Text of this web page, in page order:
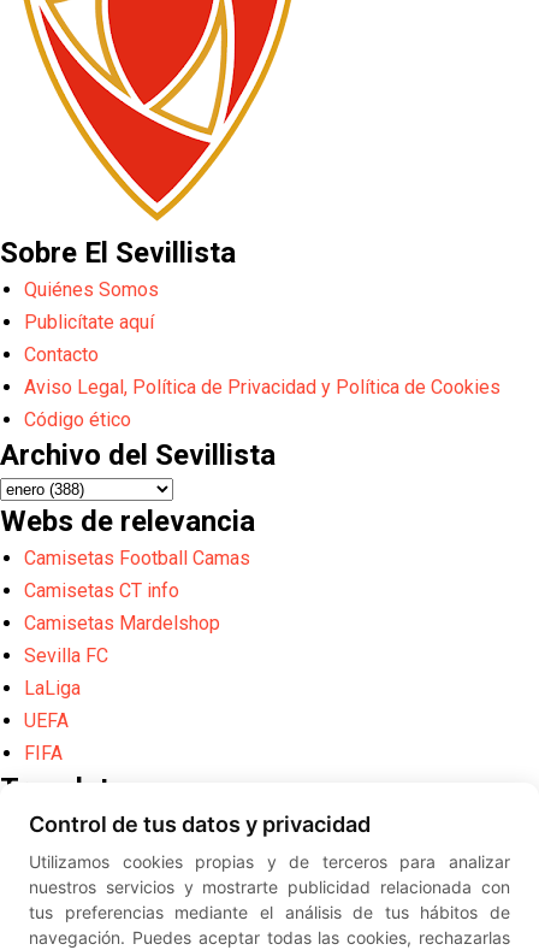
Sobre El Sevillista
Quiénes Somos
Publicítate aquí
Contacto
Aviso Legal, Política de Privacidad y Política de Cookies
Código ético
Archivo del Sevillista
Webs de relevancia
Camisetas Football Camas
Camisetas CT info
Camisetas Mardelshop
Sevilla FC
LaLiga
UEFA
FIFA
Translate
Powered by
Translate
Diseño web creado por Erick
© ElSevillista.es - Información sobre
el Sevilla FC, Sevilla Atlético, Sevilla Femenino y su Cantera
Control de tus datos y privacidad
Utilizamos cookies propias y de terceros para analizar
nuestros servicios y mostrarte publicidad relacionada con
tus preferencias mediante el análisis de tus hábitos de
navegación. Puedes aceptar todas las cookies, rechazarlas